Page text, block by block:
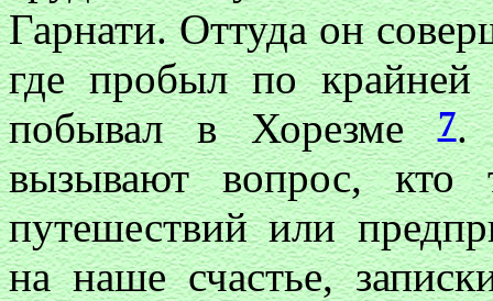
Гарнати. Оттуда он
где пробыл по
побывал в Хорезме7.
вызывают вопрос,
путешествий или
на наше счастье,